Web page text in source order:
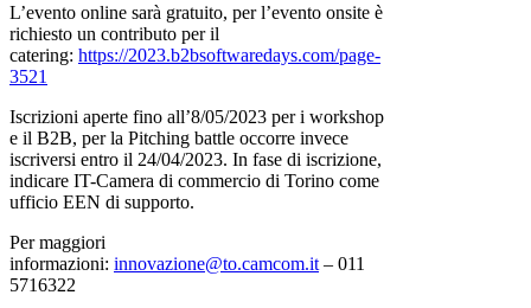
L’evento online sarà gratuito, per l’evento onsite è
richiesto un contributo per il
catering: https://2023.b2bsoftwaredays.com/page-
3521
Iscrizioni aperte fino all’8/05/2023 per i workshop
e il B2B, per la Pitching battle occorre invece
iscriversi entro il 24/04/2023. In fase di iscrizione,
indicare IT-Camera di commercio di Torino come
ufficio EEN di supporto.
Per maggiori
informazioni: innovazione@to.camcom.it – 011
5716322